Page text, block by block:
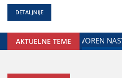
DETALJNIJE
AKTUELNE TEME
ZADUŽENOG ZA ODNOSE